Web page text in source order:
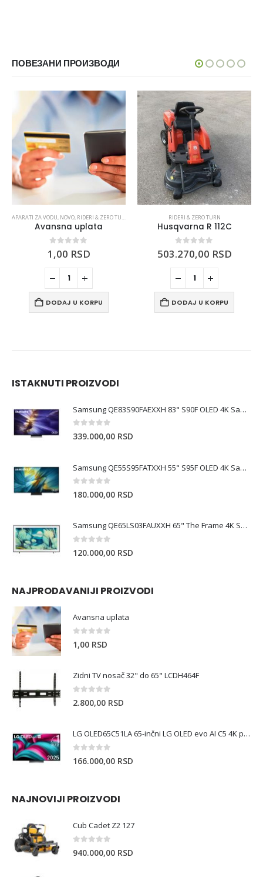
ПОВЕЗАНИ ПРОИЗВОДИ
APARATI ZA VODU, NOVO, RIDERI & ZERO TURN TRAKTORSKE KOSAČICE
Avansna uplata
0 out of 5
1,00 RSD
DODAJ U KORPU
RIDERI & ZERO TURN
Husqvarna R 112C
0out of 5
503.270,00 RSD
DODAJ U KORPU
ISTAKNUTI PROIZVODI
Samsung QE83S90FAEXXH 83" S90F OLED 4K Samsung Vision AI Smart TV (2025)
0out of 5
339.000,00 RSD
Samsung QE55S95FATXXH 55" S95F OLED 4K Samsung Vision AI Smart TV
0 out of 5
180.000,00 RSD
Samsung QE65LS03FAUXXH 65" The Frame 4K Samsung Vision AI Smart TV
0 out of 5
120.000,00 RSD
NAJPRODAVANIJI PROIZVODI
Avansna uplata
0 out of 5
1,00 RSD
Zidni TV nosač 32" do 65" LCDH464F
0 out of 5
2.800,00 RSD
LG OLED65C51LA 65-inčni LG OLED evo AI C5 4K pametni televizor 2 Godine garancija
166.000,00 RSD
NAJNOVIJI PROIZVODI
Cub Cadet Z2 127
940.000,00 RSD